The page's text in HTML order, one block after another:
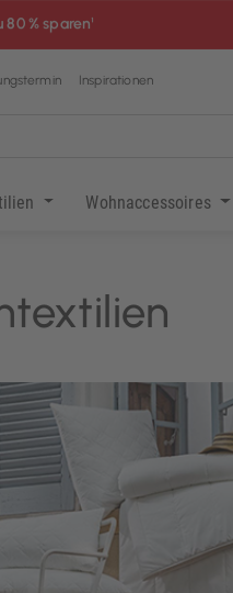
80 % sparen¹
Inspirationen
Wohnaccessoires